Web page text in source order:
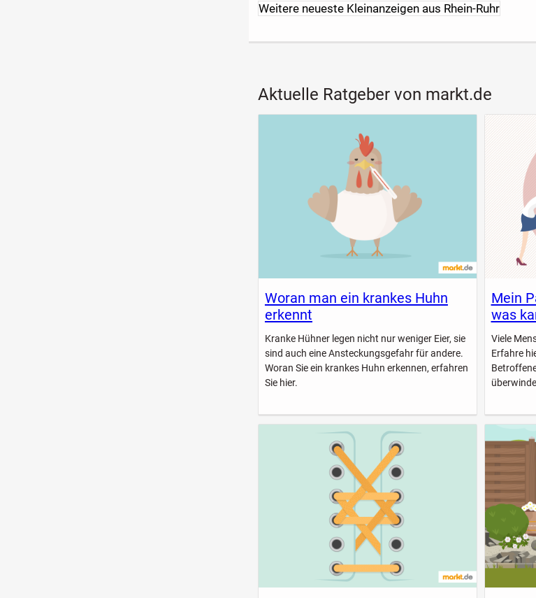
Weitere neueste Kleinanzeigen aus Rhein-Ruhr
Aktuelle Ratgeber von markt.de
Woran man ein krankes Huhn
erkennt
Kranke Hühner legen nicht nur weniger Eier, sie
sind auch eine Ansteckungsgefahr für andere.
Woran Sie ein krankes Huhn erkennen, erfahren
Sie hier.
Mein
was
Viele
Erfahre